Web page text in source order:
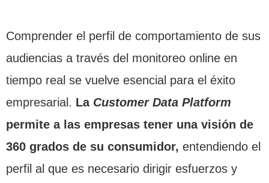
Comprender el perfil de comportamiento de sus
audiencias a través del monitoreo online en
tiempo real se vuelve esencial para el éxito
empresarial. La Customer Data Platform
permite a las empresas tener una visión de
360 grados de su consumidor, entendiendo el
perfil al que es necesario dirigir esfuerzos y